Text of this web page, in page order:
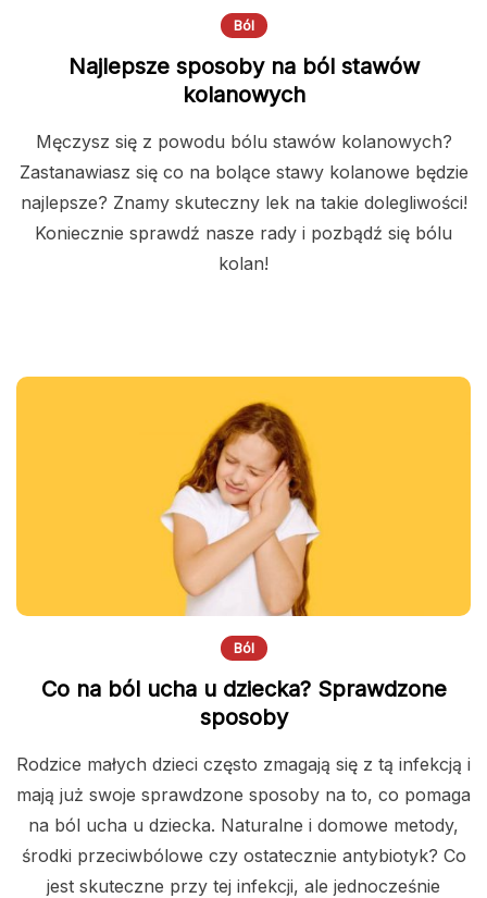
Ból
Najlepsze sposoby na ból stawów
kolanowych
Męczysz się z powodu bólu stawów kolanowych?
Zastanawiasz się co na bolące stawy kolanowe będzie
najlepsze? Znamy skuteczny lek na takie dolegliwości!
Koniecznie sprawdź nasze rady i pozbądź się bólu
kolan!
Ból
Co na ból ucha u dziecka? Sprawdzone
sposoby
Rodzice małych dzieci często zmagają się z tą infekcją i
mają już swoje sprawdzone sposoby na to, co pomaga
na ból ucha u dziecka. Naturalne i domowe metody,
środki przeciwbólowe czy ostatecznie antybiotyk? Co
jest skuteczne przy tej infekcji, ale jednocześnie